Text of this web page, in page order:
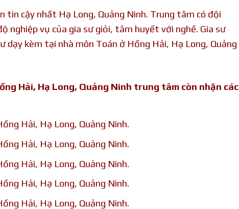
tin cậy nhất Hạ Long, Quảng Ninh. Trung tâm có đội
nghiệp vụ của gia sư giỏi, tâm huyết với nghề. Gia sư
dạy kèm tại nhà môn Toán ở Hồng Hải, Hạ Long, Quảng
Hải, Hạ Long, Quảng Ninh trung tâm còn nhận các
Hải, Hạ Long, Quảng Ninh.
Hải, Hạ Long, Quảng Ninh.
Hải, Hạ Long, Quảng Ninh.
Hải, Hạ Long, Quảng Ninh.
Hải, Hạ Long, Quảng Ninh.